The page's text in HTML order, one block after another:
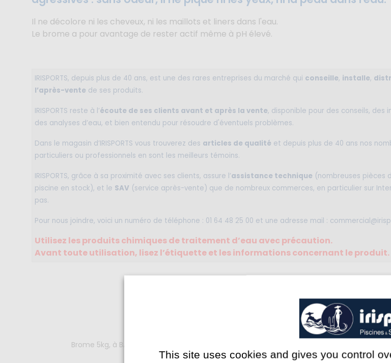
Il ne décolore ni les cheveux, ni les maillots et liners dans l'eau.
Le brome a pour avantage de rester actif même à pH élevé.
IRISPORTS, depuis plus de 40 ans, est une des rares entreprises du marché qui conseille, installe,
l’après-vente de ses produits.
IRISPORTS reste à l’écoute de ses clients avant et après la vente, disponible pour des conseils, des
des analyses d’eau, et bien entendu pour résoudre d'éventuels problèmes.
Dans le magasin d’IRISPORTS vous trouverez des articles de qualité et depuis plus de 40 ans nos
particuliers ou professionnels en sont les meilleurs témoins.
IRISPORTS, grâce à sa proximité avec ses clients, assure l’assistance technique (nombreuses pièces
piscine en stock), et le SAV (service après-vente) que de nombreux commerces, en particulier sur
pas.
Pour nous joindre, voici un numéro de téléphone : 01 64 48 25 00 et une adresse mail :
Utilisez les produits chimiques de traitement d’eau avec précaution.
Avant toute utilisation, lisez l’étiquette et les informations concernant le produit.
Brome 5kg, à BALLAINVILLIERS dans l'Essonne 91 Rond point Centre Commercial
This site uses cookies and gives you control